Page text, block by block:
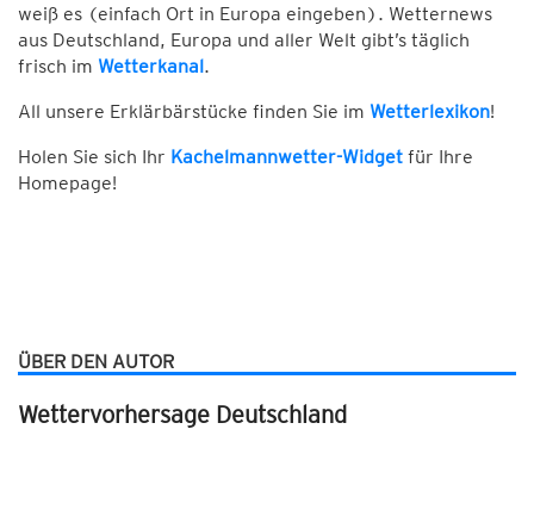
weiß es (einfach Ort in Europa eingeben). Wetternews
aus Deutschland, Europa und aller Welt gibt’s täglich
frisch im Wetterkanal.
All unsere Erklärbärstücke finden Sie im Wetterlexikon!
Holen Sie sich Ihr Kachelmannwetter-Widget für Ihre
Homepage!
ÜBER DEN AUTOR
Wettervorhersage Deutschland